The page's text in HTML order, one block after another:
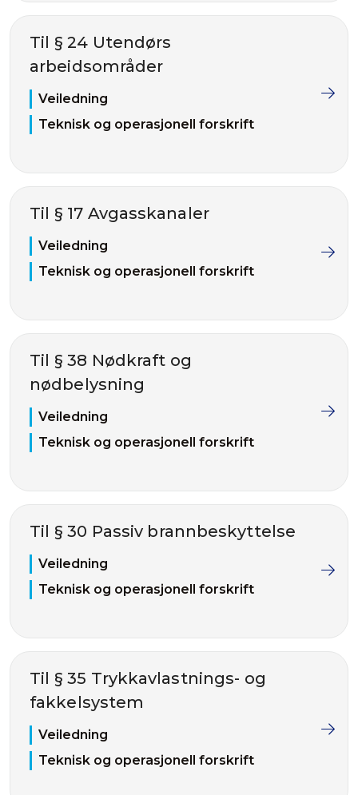
Til § 24 Utendørs
arbeidsområder
Veiledning
Teknisk og operasjonell forskrift
Til § 17 Avgasskanaler
Veiledning
Teknisk og operasjonell forskrift
Til § 38 Nødkraft og
nødbelysning
Veiledning
Teknisk og operasjonell forskrift
Til § 30 Passiv brannbeskyttelse
Veiledning
Teknisk og operasjonell forskrift
Til § 35 Trykkavlastnings- og
fakkelsystem
Veiledning
Teknisk og operasjonell forskrift